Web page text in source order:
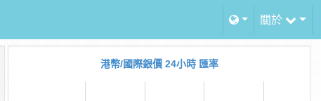
關於
港幣/國際銀價 24小時 匯率